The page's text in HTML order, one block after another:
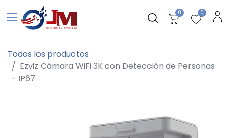
0 0
Todos los productos
Ezviz Cámara WiFi 3K con Detección de Personas
- IP67